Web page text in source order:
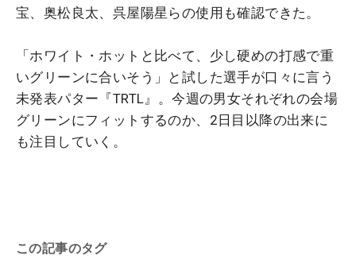
宝、奥松良太、呉屋陽星らの使用も確認できた。
「ホワイト・ホットと比べて、少し硬めの打感で重
いグリーンに合いそう」と試した選手が口々に言う
未発表パター『TRTL』。今週の男女それぞれの会場
グリーンにフィットするのか、2日目以降の出来に
も注目していく。
この記事のタグ